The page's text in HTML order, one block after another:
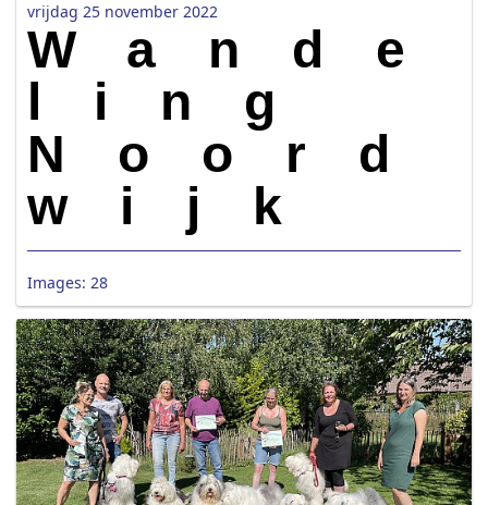
vrijdag 25 november 2022
Wande
ling
Noord
wijk
Images: 28